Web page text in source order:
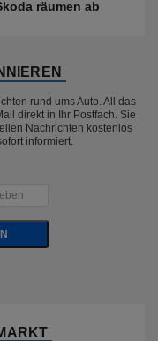
räumen ab
rund ums Auto. All das
direkt in Ihr Postfach. Sie
Nachrichten kostenlos
informiert.